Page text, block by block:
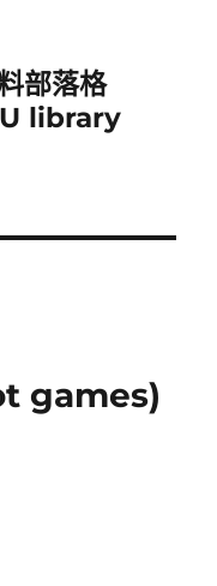
部落格
library
games)